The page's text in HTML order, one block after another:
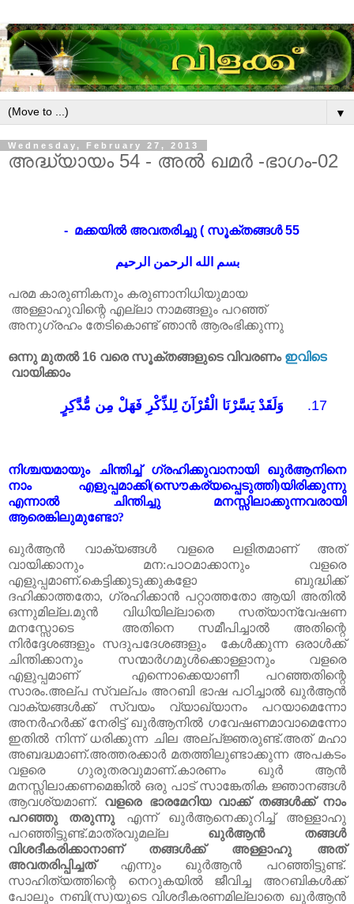
▼
Wednesday, February 27, 2013
അദ്ധ്യായം 54 - അൽ ഖമർ -ഭാഗം-02
മക്കയിൽ അവതരിച്ചു ( സൂക്തങ്ങൾ 55 -
بسم الله الرحمن الرحيم
പരമ കാരുണികനും കരുണാനിധിയുമായ
അള്ളാഹുവിന്റെ എല്ലാ നാമങ്ങളും പറഞ്ഞ്
അനുഗ്രഹം തേടികൊണ്ട് ഞാൻ ആരംഭിക്കുന്നു
ഒന്നു മുതൽ 16 വരെ സൂക്തങ്ങളുടെ വിവരണം ഇവിടെ
വായിക്കാം
17. وَلَقَدْ يَسَّرْنَا الْقُرْآنَ لِلذِّكْرِ فَهَلْ مِن مُّدَّكِرٍ
നിശ്ചയമായും ചിന്തിച്ച് ഗ്രഹിക്കുവാനായി ഖുർആനിനെ
നാം
എളുപ്പമാക്കി(സൌകര്യപ്പെടുത്തി)യിരിക്കുന്നു
എന്നാൽ
ചിന്തിച്ചു
മനസ്സിലാക്കുന്നവരായി
ആരെങ്കിലുമുണ്ടോ?
ഖുർആൻ വാക്യങ്ങൾ വളരെ ലളിതമാണ്
അത്
വായിക്കാനും
മന:പാഠമാക്കാനും
വളരെ
എളുപ്പമാണ്.കെട്ടിക്കുടുക്കുകളോ
ബുദ്ധിക്ക്
ദഹിക്കാത്തതോ, ഗ്രഹിക്കാൻ പറ്റാത്തതോ ആയി അതിൽ
ഒന്നുമില്ല.മുൻ വിധിയില്ലാതെ
സത്യാന്വേഷണ
മനസ്സോടെ
അതിനെ സമീപിച്ചാൽ
അതിന്റെ
നിർദ്ദേശങ്ങളും സദുപദേശങ്ങളും കേൾക്കുന്ന ഒരാൾക്ക്
ചിന്തിക്കാനും
സന്മാർഗമുൾക്കൊള്ളാനും
വളരെ
എളുപ്പമാണ്
എന്നൊക്കെയാണീ
പറഞ്ഞതിന്റെ
സാരം.അല്പ സ്വല്പം അറബി ഭാഷ പഠിച്ചാൽ ഖുർആൻ
വാക്യങ്ങൾക്ക്
സ്വയം വ്യാഖ്യാനം
പറയാമെന്നോ
അനർഹർക്ക് നേരിട്ട് ഖുർആനിൽ ഗവേഷണമാവാമെന്നോ
ഇതിൽ നിന്ന് ധരിക്കുന്ന ചില അല്പ്ജ്ഞരുണ്ട്.അത് മഹാ
അബദ്ധമാണ്.അത്തരക്കാർ മതത്തിലുണ്ടാക്കുന്ന അപകടം
വളരെ
ഗുരുതരവുമാണ്.കാരണം ഖുർ
ആൻ
മനസ്സിലാക്കണമെങ്കിൽ ഒരു പാട് സാങ്കേതിക ജ്ഞാനങ്ങൾ
ആവശ്യമാണ്. വളരെ ഭാരമേറിയ വാക്ക് തങ്ങൾക്ക്
നാം
പറഞ്ഞു
തരുന്നു എന്ന് ഖുർആനെക്കുറിച്ച്
അള്ളാഹു
പറഞ്ഞിട്ടുണ്ട്.മാത്രവുമല്ല ഖുർആൻ
തങ്ങൾ
വിശദീകരിക്കാനാണ്
തങ്ങൾക്ക് അള്ളാഹു
അത്
അവതരിപ്പിച്ചത്
എന്നും ഖുർആൻ പറഞ്ഞിട്ടുണ്ട്.
സാഹിത്യത്തിന്റെ
നെറുകയിൽ ജീവിച്ച
അറബികൾക്ക്
പോലും നബി(സ)യുടെ വിശദീകരണമില്ലാതെ ഖുർആൻ